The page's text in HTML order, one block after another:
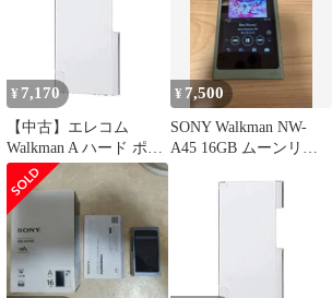
¥ 7,170
【中古】エレコム
Walkman A ハード ポリ
カーボネート素材 傷に
強く丈夫 クリア AVS-
A17PVCR n5ksbvb
¥ 7,500
SONY Walkman NW-
A45 16GB ムーンリッ